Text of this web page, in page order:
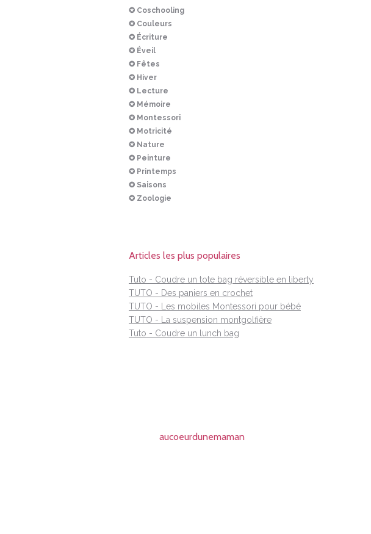
✪ Coschooling
✪ Couleurs
✪ Écriture
✪ Éveil
✪ Fêtes
✪ Hiver
✪ Lecture
✪ Mémoire
✪ Montessori
✪ Motricité
✪ Nature
✪ Peinture
✪ Printemps
✪ Saisons
✪ Zoologie
Articles les plus populaires
Tuto - Coudre un tote bag réversible en liberty
TUTO - Des paniers en crochet
TUTO - Les mobiles Montessori pour bébé
TUTO - La suspension montgolfière
Tuto - Coudre un lunch bag
aucoeurdunemaman